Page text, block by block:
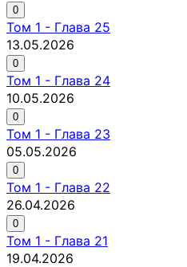
0
Том 1 - Глава 25
13.05.2026
0
Том 1 - Глава 24
10.05.2026
0
Том 1 - Глава 23
05.05.2026
0
Том 1 - Глава 22
26.04.2026
0
Том 1 - Глава 21
19.04.2026